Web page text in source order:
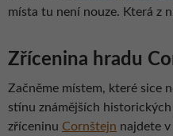
místa tu není nouze. Která z
Zřícenina hradu
Začněme místem, které sice
stínu známějších
zříceninu Cornštejn najdete